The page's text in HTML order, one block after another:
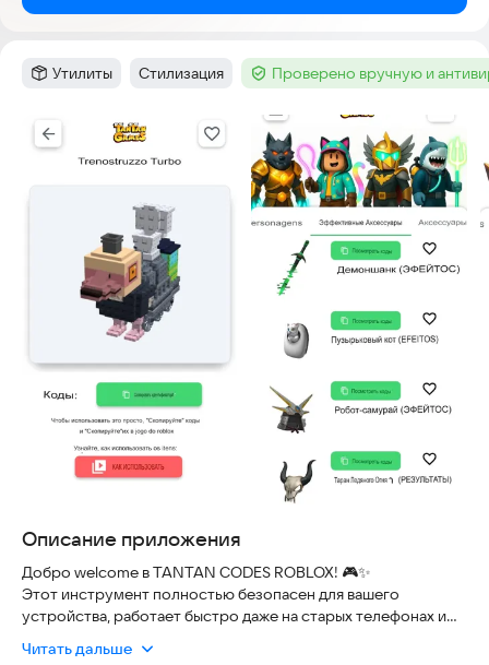
Категория:
Утилиты Тег:
Стилизация Тег :Проверено вручную и
Скриншоты
Описание приложения
Добро welcome в TANTAN CODES ROBLOX! 🎮✨
Этот инструмент полностью безопасен для вашего
устройства, работает быстро даже на старых телефонах и
новые возможности. Раскройте свой творческий потенциал
Читать дальше